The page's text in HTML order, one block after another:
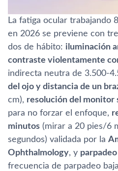
La fatiga ocular trabajando
en 2026 se previene con
dos de hábito: iluminación
contraste violentamente
indirecta neutra de 3.500-
del ojo y distancia de un
cm), resolución del monitor
para no forzar el enfoque,
minutos (mirar a 20 pies/6
segundos) validada por la
Ophthalmology, y
frecuencia de parpadeo baja